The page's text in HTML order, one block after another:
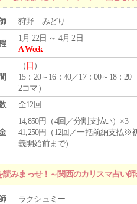
狩野 みどり
1月 22日 ～ 4月 2日
A Week
（ 日 ）
15：20～16：40／17：00～18：20
2コマ）
全12回
14,850円（4回／分割支払い）×3
41,250円（12回／一括前納支払※
義開始前まで）
みまっせ！～関西のカリスマ占い
ラクシュミー